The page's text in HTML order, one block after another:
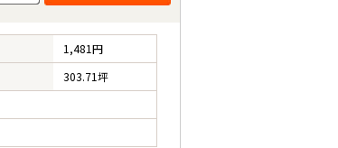
1,481円
303.71坪